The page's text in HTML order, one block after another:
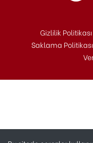
Gizlilik Politikası
Saklama Politikası